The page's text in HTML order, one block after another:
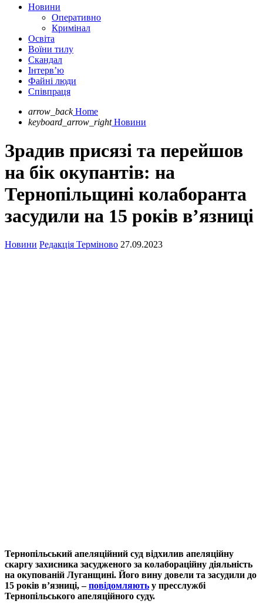
Новини
Оперативно
Кримінал
Освіта
Воїни тилу
Скандал
Інтерв’ю
Файні люди
Співпраця
arrow_back Home
keyboard_arrow_right Новини
Зрадив присязі та перейшов
на бік окупантів: на
Тернопільщині колаборанта
засудили на 15 років в’язниці
Новини Редакція Терміново 27.09.2023
Тернопільський апеляційний суд відхилив апеляційну
скаргу захисника засудженого за колабораційну діяльність
на окупованій Луганщині. Його вину довели та засудили до
15 років в’язниці, –повідомляють у пресслужбі
Тернопільського апеляційного суду.